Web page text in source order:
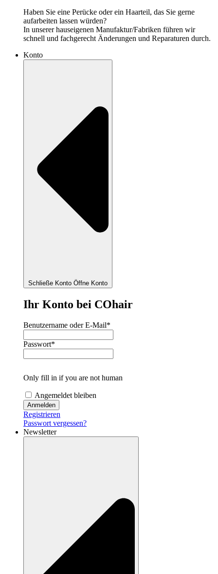
Haben Sie eine Perücke oder ein Haarteil, das Sie gerne
aufarbeiten lassen würden?
In unserer hauseigenen Manufaktur/Fabriken führen wir
schnell und fachgerecht Änderungen und Reparaturen durch.
Konto
Schließe Konto Öffne Konto
Ihr Konto bei COhair
Benutzername oder E-Mail*
Passwort*
Only fill in if you are not human
Angemeldet bleiben
Registrieren
Passwort vergessen?
Newsletter